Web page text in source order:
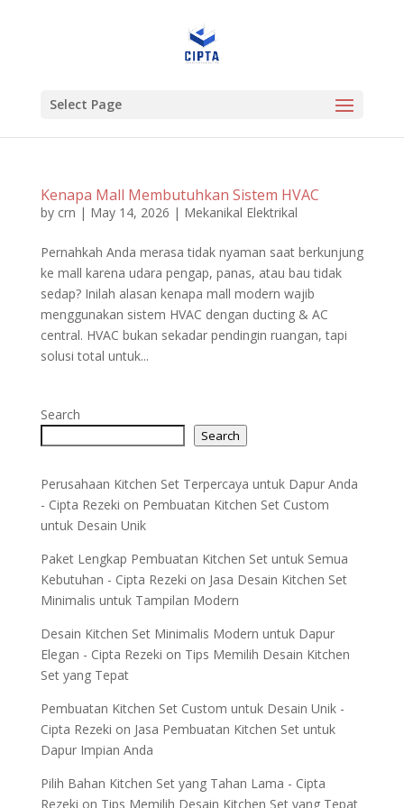
Select Page
Kenapa Mall Membutuhkan Sistem HVAC
by crn | May 14, 2026 | Mekanikal Elektrikal
Pernahkah Anda merasa tidak nyaman saat berkunjung
ke mall karena udara pengap, panas, atau bau tidak
sedap? Inilah alasan kenapa mall modern wajib
menggunakan sistem HVAC dengan ducting & AC
central. HVAC bukan sekadar pendingin ruangan, tapi
solusi total untuk...
Search
Search
Perusahaan Kitchen Set Terpercaya untuk Dapur Anda
- Cipta Rezeki on Pembuatan Kitchen Set Custom
untuk Desain Unik
Paket Lengkap Pembuatan Kitchen Set untuk Semua
Kebutuhan - Cipta Rezeki on Jasa Desain Kitchen Set
Minimalis untuk Tampilan Modern
Desain Kitchen Set Minimalis Modern untuk Dapur
Elegan - Cipta Rezeki on Tips Memilih Desain Kitchen
Set yang Tepat
Pembuatan Kitchen Set Custom untuk Desain Unik -
Cipta Rezeki on Jasa Pembuatan Kitchen Set untuk
Dapur Impian Anda
Pilih Bahan Kitchen Set yang Tahan Lama - Cipta
Rezeki on Tips Memilih Desain Kitchen Set yang Tepat